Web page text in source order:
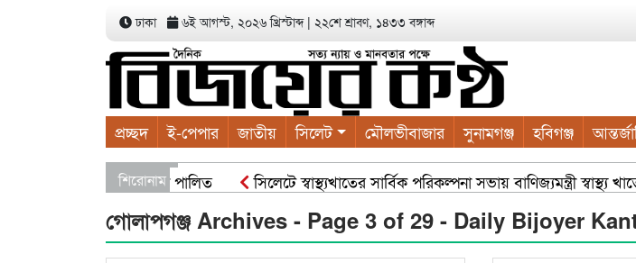
ঢাকা ৬ই আগস্ট, ২০২৬ খ্রিস্টাব্দ| ২২শে শ্রাবণ, ১৪৩৩ বঙ্গাব্দ
প্রচ্ছদ ই-পেপার জাতীয় সিলেট মৌলভীবাজার সুনামগঞ্জ হবিগঞ্জ
শিরোনাম
বৃক্ষরোপণ কর্মসূচী পালিত
সিলেটে স্বাস্থ্যখাতের সার্বিক পরিকল্পনা সভায় বাণিজ্যমন্ত্রী
নন : স্বরাষ্ট্রমন্ত্রী
সিসিকের পাঁচ ওয়ার্ডে এক হাজার গাছের চারা বিতরণ যার যেখানে খালি
গোলাপগঞ্জ Archives - Page 3 of 29 - Daily Bijoyer